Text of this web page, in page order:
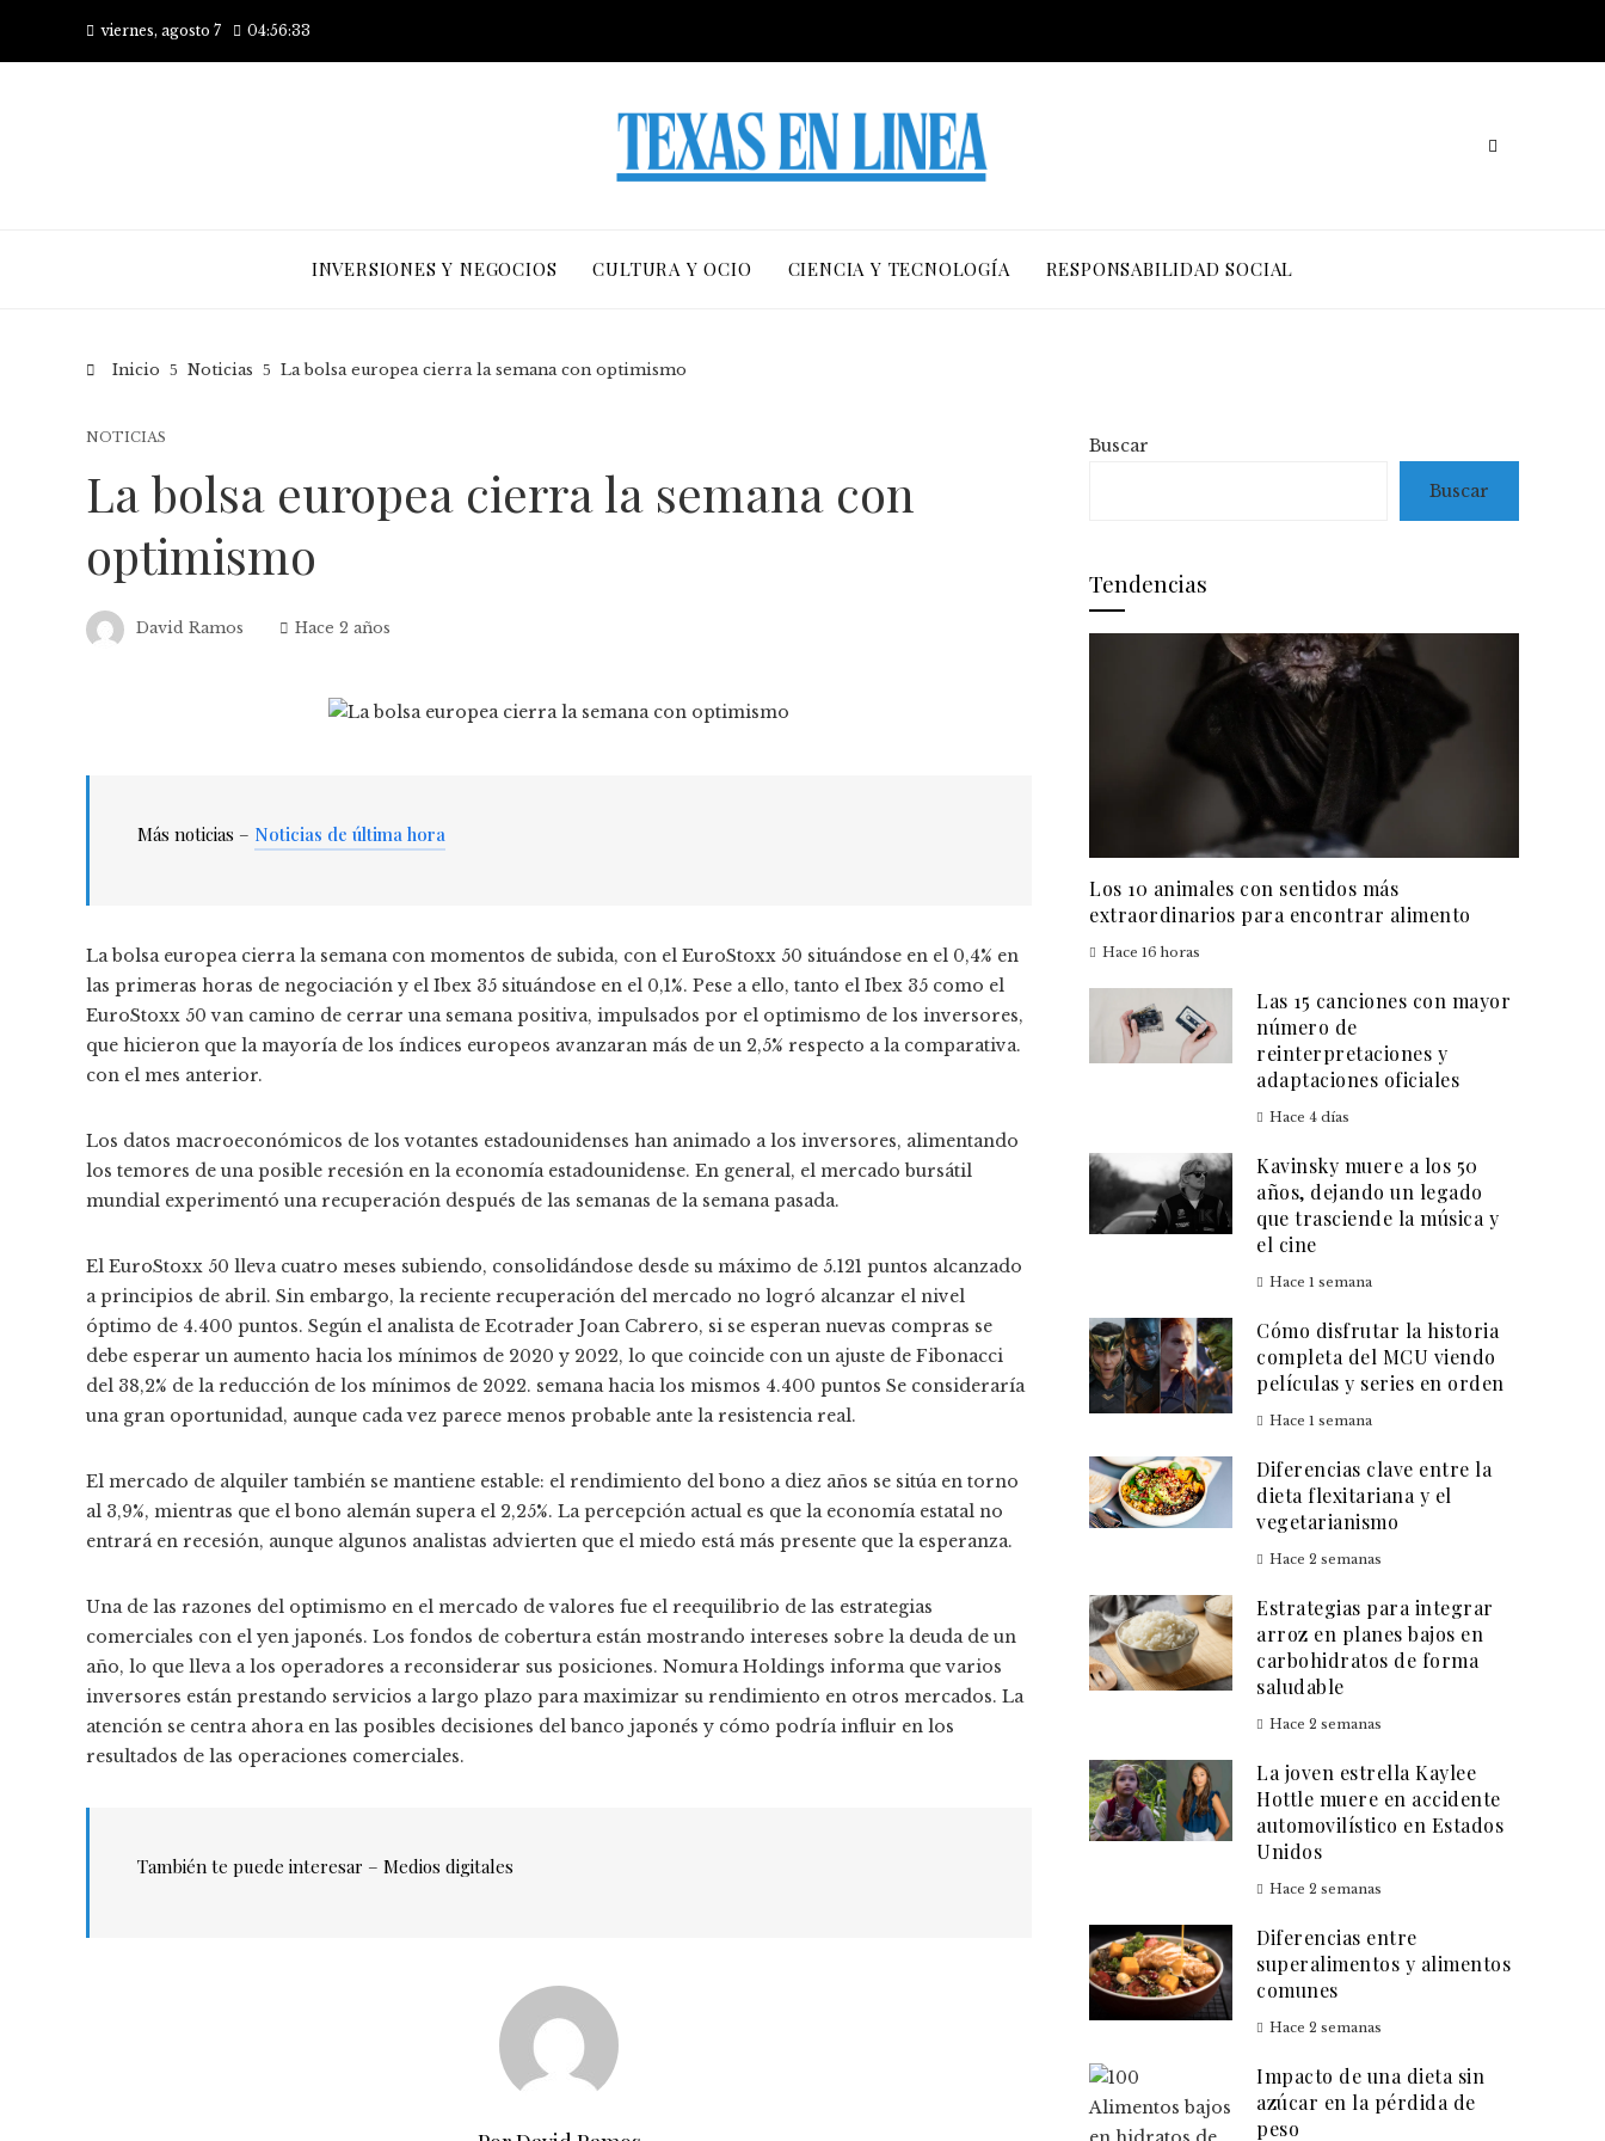
viernes, agosto 7 04:56:34
INVERSIONES Y NEGOCIOS CULTURA Y OCIO CIENCIA Y TECNOLOGÍA RESPONSABILIDAD SOCIAL
Inicio Noticias La bolsa europea cierra la semana con optimismo
NOTICIAS
La bolsa europea cierra la semana con
optimismo
David Ramos Hace 2 años
Más noticias – Noticias de última hora
La bolsa europea cierra la semana con momentos de subida, con el EuroStoxx 50 situándose en el 0,4% en
las primeras horas de negociación y el Ibex 35 situándose en el 0,1%. Pese a ello, tanto el Ibex 35 como el
EuroStoxx 50 van camino de cerrar una semana positiva, impulsados ​​por el optimismo de los inversores,
que hicieron que la mayoría de los índices europeos avanzaran más de un 2,5% respecto a la comparativa.
con el mes anterior.
Los datos macroeconómicos de los votantes estadounidenses han animado a los inversores, alimentando
los temores de una posible recesión en la economía estadounidense. En general, el mercado bursátil
mundial experimentó una recuperación después de las semanas de la semana pasada.
El EuroStoxx 50 lleva cuatro meses subiendo, consolidándose desde su máximo de 5.121 puntos alcanzado
a principios de abril. Sin embargo, la reciente recuperación del mercado no logró alcanzar el nivel
óptimo de 4.400 puntos. Según el analista de Ecotrader Joan Cabrero, si se esperan nuevas compras se
debe esperar un aumento hacia los mínimos de 2020 y 2022, lo que coincide con un ajuste de Fibonacci
del 38,2% de la reducción de los mínimos de 2022. semana hacia los mismos 4.400 puntos Se consideraría
una gran oportunidad, aunque cada vez parece menos probable ante la resistencia real.
El mercado de alquiler también se mantiene estable: el rendimiento del bono a diez años se sitúa en torno
al 3,9%, mientras que el bono alemán supera el 2,25%. La percepción actual es que la economía estatal no
entrará en recesión, aunque algunos analistas advierten que el miedo está más presente que la esperanza.
Una de las razones del optimismo en el mercado de valores fue el reequilibrio de las estrategias
comerciales con el yen japonés. Los fondos de cobertura están mostrando intereses sobre la deuda de un
año, lo que lleva a los operadores a reconsiderar sus posiciones. Nomura Holdings informa que varios
inversores están prestando servicios a largo plazo para maximizar su rendimiento en otros mercados. La
atención se centra ahora en las posibles decisiones del banco japonés y cómo podría influir en los
resultados de las operaciones comerciales.
También te puede interesar – Medios digitales
Buscar
Buscar
Tendencias
Los 10 animales con sentidos más
extraordinarios para encontrar alimento
Hace 16 horas
Las 15 canciones con mayor
número de
reinterpretaciones y
adaptaciones oficiales
Hace 4 días
Kavinsky muere a los 50
años, dejando un legado
que trasciende la música y
el cine
Hace 1 semana
Cómo disfrutar la historia
completa del MCU viendo
películas y series en orden
Hace 1 semana
Diferencias clave entre la
dieta flexitariana y el
vegetarianismo
Hace 2 semanas
Estrategias para integrar
arroz en planes bajos en
carbohidratos de forma
saludable
Hace 2 semanas
La joven estrella Kaylee
Hottle muere en accidente
automovilístico en Estados
Unidos
Hace 2 semanas
Diferencias entre
superalimentos y alimentos
comunes
Hace 2 semanas
Impacto de una dieta sin
azúcar en la pérdida de
peso